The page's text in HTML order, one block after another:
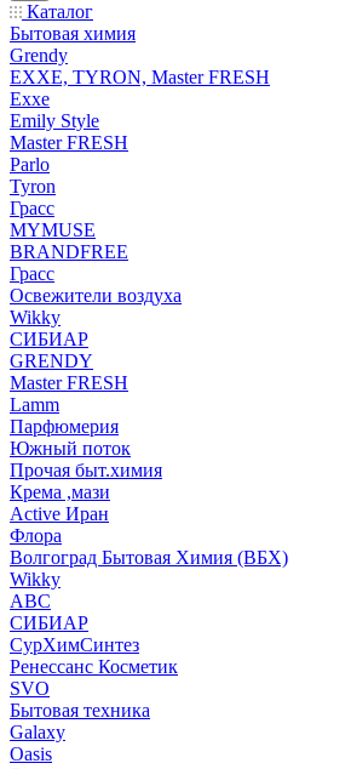
Каталог
Бытовая химия
Grendy
EXXE, TYRON, Master FRESH
Exxe
Emily Style
Master FRESH
Parlo
Tyron
Грасс
MYMUSE
BRANDFREE
Грасс
Освежители воздуха
Wikky
СИБИАР
GRENDY
Master FRESH
Lamm
Парфюмерия
Южный поток
Прочая быт.химия
Крема ,мази
Аctive Иран
Флора
Волгоград Бытовая Химия (ВБХ)
Wikky
АВС
СИБИАР
СурХимСинтез
Ренессанс Косметик
SVO
Бытовая техника
Galaxy
Oasis